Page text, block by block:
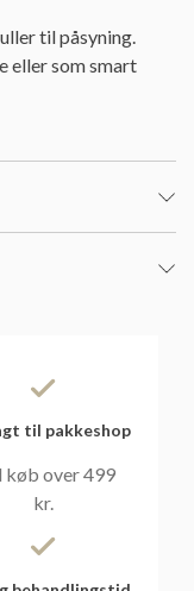
til påsyning.
eller som smart
til pakkeshop
køb over 499
kr.